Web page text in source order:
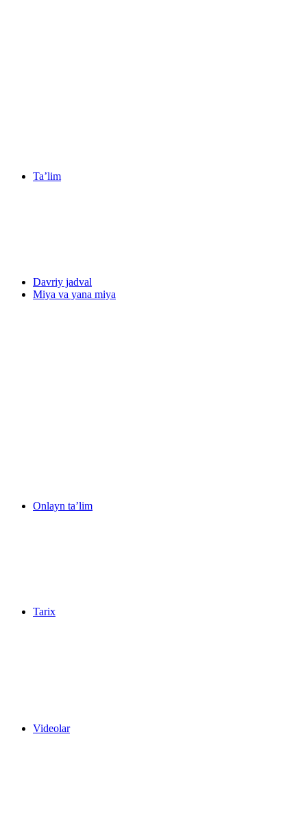
Ta’lim
Davriy jadval
Miya va yana miya
Onlayn ta’lim
Tarix
Videolar